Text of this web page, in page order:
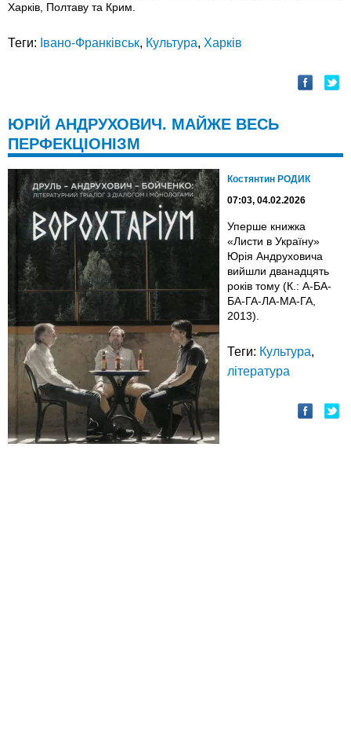
Харків, Полтаву та Крим.
Теги: Івано-Франківськ, Культура, Харків
ЮРІЙ АНДРУХОВИЧ. МАЙЖЕ ВЕСЬ
ПЕРФЕКЦІОНІЗМ
Костянтин РОДИК
07:03, 04.02.2026
Уперше книжка
«Листи в Україну»
Юрія Андруховича
вийшли дванадцять
років тому (К.: А-БА-
БА-ГА-ЛА-МА-ГА,
2013).
Теги: Культура,
література